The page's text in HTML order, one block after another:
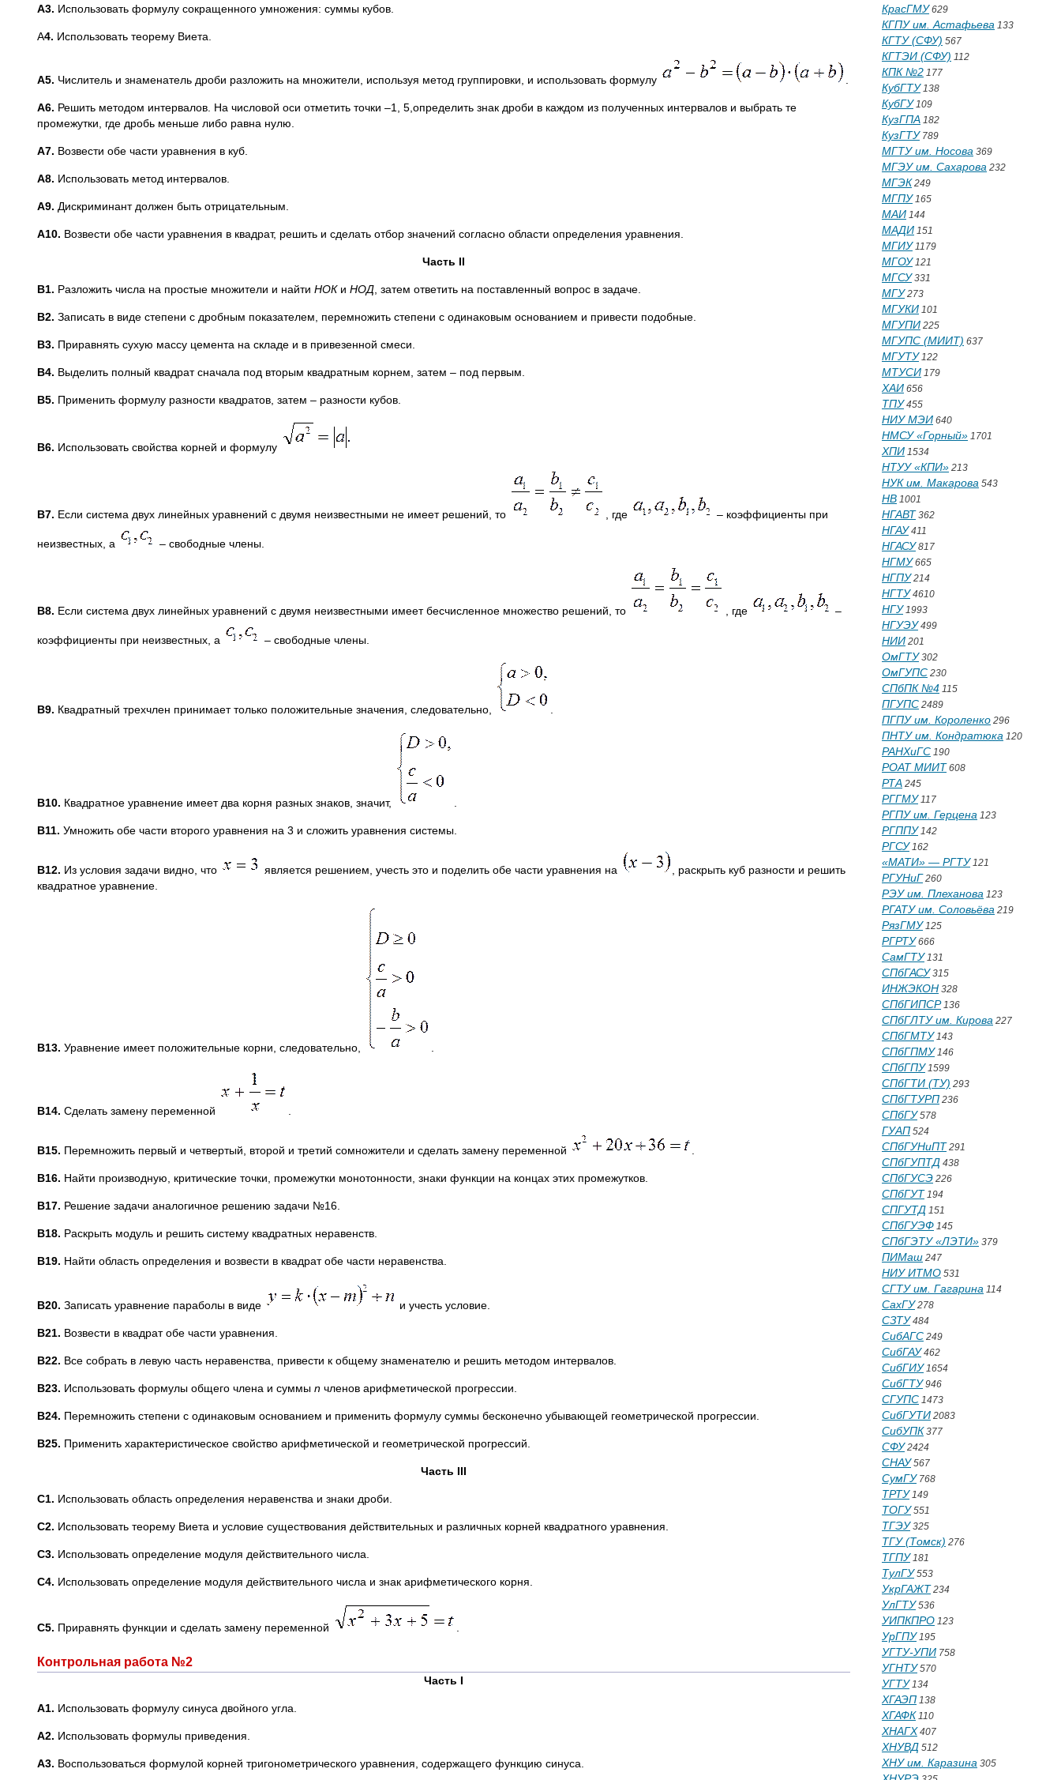
A3. Использовать формулу сокращенного умножения: суммы кубов.
A4. Использовать теорему Виета.
A5. Числитель и знаменатель дроби разложить на множители, используя метод группировки, и использовать формулу
A6. Решить методом интервалов. На числовой оси отметить точки –1, 5,определить знак дроби в каждом из полученных интервалов и выбрать те
промежутки, где дробь меньше либо равна нулю.
A7. Возвести обе части уравнения в куб.
A8. Использовать метод интервалов.
A9. Дискриминант должен быть отрицательным.
A10. Возвести обе части уравнения в квадрат, решить и сделать отбор значений согласно области определения уравнения.
Часть II
B1. Разложить числа на простые множители и найти НОКи НОД , затем ответить на поставленный вопрос в задаче.
B2. Записать в виде степени с дробным показателем, перемножить степени с одинаковым основанием и привести подобные.
B3. Приравнять сухую массу цемента на складе и в привезенной смеси.
B4. Выделить полный квадрат сначала под вторым квадратным корнем, затем – под первым.
B5. Применить формулу разности квадратов, затем – разности кубов.
B6. Использовать свойства корней и формулу
B7. Если система двух линейных уравнений с двумя неизвестными не имеет решений, то , где – коэффициенты при
неизвестных, а – свободные члены.
B8. Если система двух линейных уравнений с двумя неизвестными имеет бесчисленное множество решений, то , где –
коэффициенты при неизвестных, а – свободные члены.
B9. Квадратный трехчлен принимает только положительные значения, следовательно,
B10. Квадратное уравнение имеет два корня разных знаков, значит,
B11. Умножить обе части второго уравнения на 3 и сложить уравнения системы.
B12. Из условия задачи видно, что является решением, учесть это и поделить обе части уравнения на
, раскрыть куб разности и решить
квадратное уравнение.
B13. Уравнение имеет положительные корни, следовательно,
B14. Сделать замену переменной
B15. Перемножить первый и четвертый, второй и третий сомножители и сделать замену переменной
B16. Найти производную, критические точки, промежутки монотонности, знаки функции на концах этих промежутков.
B17. Решение задачи аналогичное решению задачи №16.
B18. Раскрыть модуль и решить систему квадратных неравенств.
B19. Найти область определения и возвести в квадрат обе части неравенства.
B20. Записать уравнение параболы в виде и учесть условие.
B21. Возвести в квадрат обе части уравнения.
B22. Все собрать в левую часть неравенства, привести к общему знаменателю и решить методом интервалов.
B23. Использовать формулы общего члена и суммы n членов арифметической прогрессии.
B24. Перемножить степени с одинаковым основанием и применить формулу суммы бесконечно убывающей геометрической прогрессии.
B25. Применить характеристическое свойство арифметической и геометрической прогрессий.
Часть III
C1. Использовать область определения неравенства и знаки дроби.
C2. Использовать теорему Виета и условие существования действительных и различных корней квадратного уравнения.
C3. Использовать определение модуля действительного числа.
C4. Использовать определение модуля действительного числа и знак арифметического корня.
C5. Приравнять функции и сделать замену переменной
Контрольная работа №2
Часть I
A1. Использовать формулу синуса двойного угла.
A2. Использовать формулы приведения.
A3. Воспользоваться формулой корней тригонометрического уравнения, содержащего функцию синуса.
КрасГМУ629
КГПУ им. Астафьева 133
КГТУ (СФУ) 567
КГТЭИ (СФУ) 112
КПК №2 177
КубГТУ138
КубГУ109
КузГПА 182
КузГТУ789
МГТУ им. Носова 369
МГЭУ им. Сахарова 232
МГЭК 249
МГПУ165
МАИ 144
МАДИ 151
МГИУ1179
МГОУ121
МГСУ331
МГУ273
МГУКИ 101
МГУПИ 225
МГУПС (МИИТ) 637
МГУТУ122
МТУСИ 179
ХАИ 656
ТПУ455
НИУ МЭИ 640
НМСУ «Горный» 1701
ХПИ 1534
НТУУ «КПИ» 213
НУК им. Макарова 543
НВ 1001
НГАВТ 362
НГАУ411
НГАСУ817
НГМУ665
НГПУ214
НГТУ4610
НГУ1993
НГУЭУ499
НИИ 201
ОмГТУ302
ОмГУПС 230
СПбПК №4 115
ПГУПС 2489
ПГПУ им. Короленко 296
ПНТУ им. Кондратюка 120
РАНХиГС 190
РОАТ МИИТ 608
РТА 245
РГГМУ117
РГПУ им. Герцена 123
РГППУ142
РГСУ162
«МАТИ» — РГТУ121
РГУНиГ 260
РЭУ им. Плеханова 123
РГАТУ им. Соловьёва 219
РязГМУ125
РГРТУ666
СамГТУ131
СПбГАСУ315
ИНЖЭКОН 328
СПбГИПСР136
СПбГЛТУ им. Кирова 227
СПбГМТУ143
СПбГПМУ146
СПбГПУ1599
СПбГТИ (ТУ) 293
СПбГТУРП 236
СПбГУ578
ГУАП 524
СПбГУНиПТ 291
СПбГУПТД 438
СПбГУСЭ 226
СПбГУТ 194
СПГУТД 151
СПбГУЭФ 145
СПбГЭТУ «ЛЭТИ» 379
ПИМаш 247
НИУ ИТМО 531
СГТУ им. Гагарина 114
СахГУ278
СЗТУ484
СибАГС 249
СибГАУ462
СибГИУ1654
СибГТУ946
СГУПС 1473
СибГУТИ 2083
СибУПК 377
СФУ2424
СНАУ567
СумГУ768
ТРТУ149
ТОГУ551
ТГЭУ325
ТГУ (Томск) 276
ТГПУ181
ТулГУ553
УкрГАЖТ 234
УлГТУ536
УИПКПРО 123
УрГПУ195
УГТУ-УПИ 758
УГНТУ570
УГТУ134
ХГАЭП 138
ХГАФК 110
ХНАГХ 407
ХНУВД 512
ХНУ им. Каразина 305